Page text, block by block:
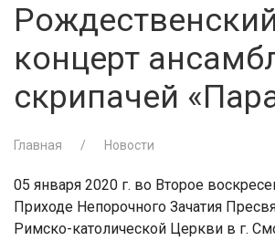
концерт
скрипачей
Главная Новости
05 января 2020 г. во Второе
Приходе Непорочного Зачатия
Римско-католической Церкви в г.